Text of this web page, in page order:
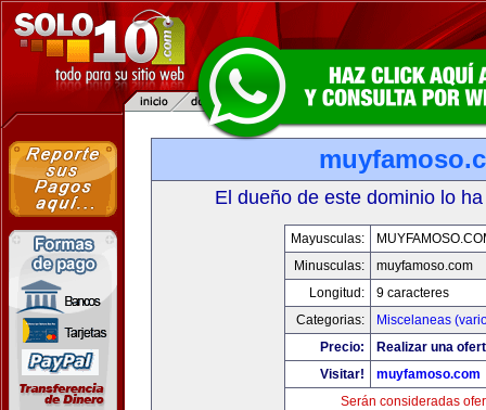
El dueño de este dominio lo
Mayusculas:
Minusculas:
muyfamoso.com
Longitud:
9 caracteres
Categorias:
Miscelaneas
Precio:
Realizar una
Visitar!
muyfamoso.com
Serán consideradas